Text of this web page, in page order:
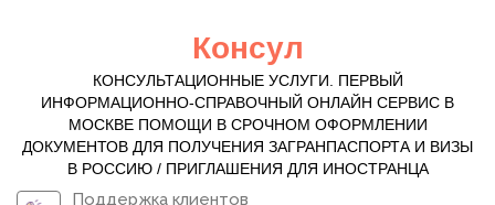
Консул
КОНСУЛЬТАЦИОННЫЕ УСЛУГИ. ПЕРВЫЙ
ИНФОРМАЦИОННО-СПРАВОЧНЫЙ ОНЛАЙН СЕРВИС В
МОСКВЕ ПОМОЩИ В СРОЧНОМ ОФОРМЛЕНИИ
ДОКУМЕНТОВ ДЛЯ ПОЛУЧЕНИЯ ЗАГРАНПАСПОРТА И ВИЗЫ
В РОССИЮ / ПРИГЛАШЕНИЯ ДЛЯ ИНОСТРАНЦА
Поддержка клиентов